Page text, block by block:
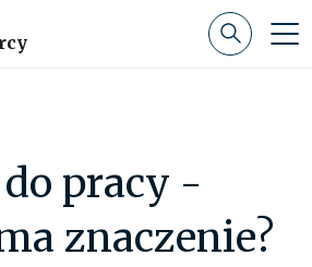
pracy -
znaczenie?